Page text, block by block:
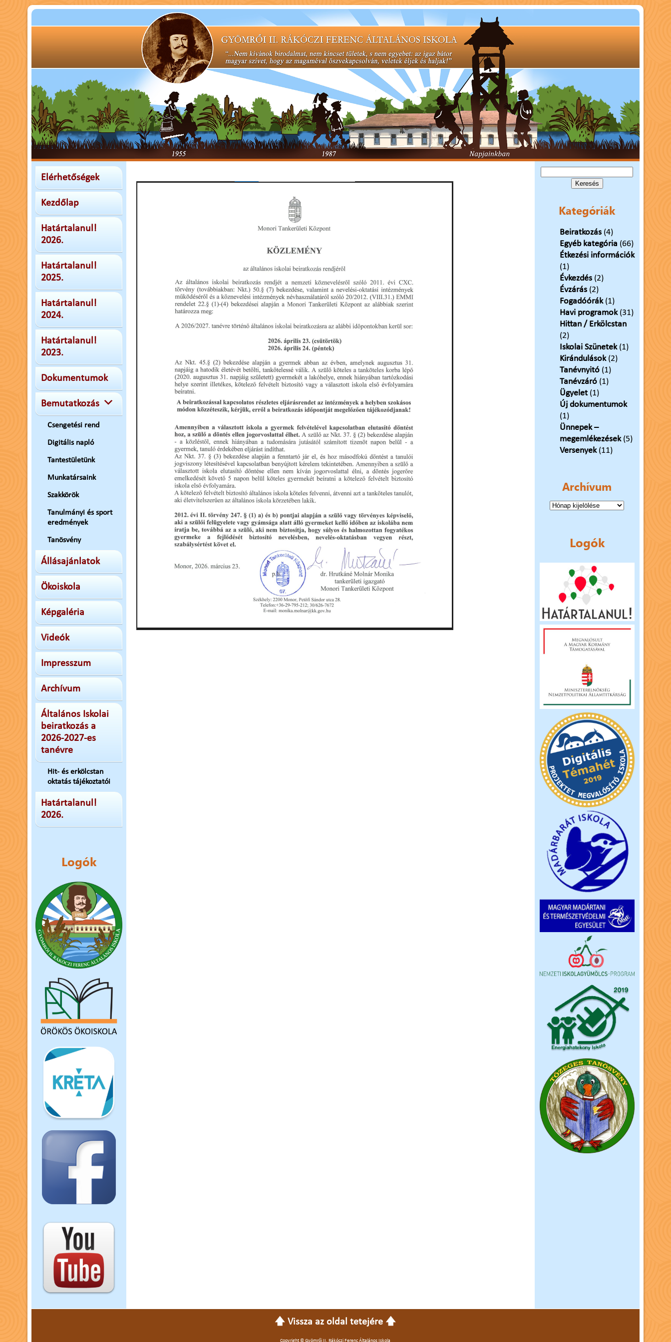
Elérhetőségek
Kezdőlap
Határtalanul!
2026.
Határtalanul!
2025.
Határtalanul!
2024.
Határtalanul!
2023.
Dokumentumok
Bemutatkozás
Csengetési rend
Digitális napló
Tantestületünk
Munkatársaink
Szakkörök
Tanulmányi és sport
eredmények
Tanösvény
Állásajánlatok
Ökoiskola
Képgaléria
Videók
Impresszum
Archívum
Általános Iskolai
beiratkozás a
2026-2027-es
tanévre
Hit- és erkölcstan
oktatás tájékoztatói
Határtalanul!
2026.
Logók
Kategóriák
Beiratkozás(4)
Egyéb kategória (66)
Étkezési információk
(1)
Évkezdés(2)
Évzárás(2)
Fogadóórák(1)
Havi programok(31)
Hittan / Erkölcstan
(2)
Iskolai Szünetek(1)
Kirándulások(2)
Tanévnyitó(1)
Tanévzáró(1)
Ügyelet(1)
Új dokumentumok
(1)
Ünnepek –
megemlékezések(5)
Versenyek(11)
Archívum
Archívum
Logók
🡅 Vissza az oldal tetejére 🡅
Copyright © Gyömrői II. Rákóczi Ferenc Általános Iskola